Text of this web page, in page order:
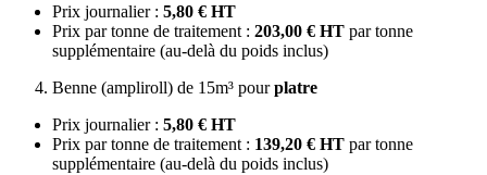
Prix journalier : 5,80 € HT
Prix par tonne de traitement : 203,00 € HT par tonne
supplémentaire (au-delà du poids inclus)
Benne (ampliroll) de 15m³ pourplatre
Prix journalier : 5,80 € HT
Prix par tonne de traitement : 139,20 € HT par tonne
supplémentaire (au-delà du poids inclus)